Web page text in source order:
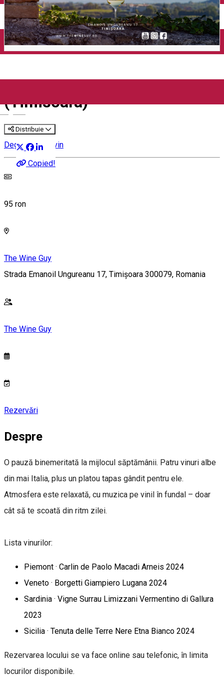
English
(Timisoara)
Distribuie
Copied!
Degustare de vin
95 ron
The Wine Guy
Strada Emanoil Ungureanu 17, Timișoara 300079, Romania
The Wine Guy
Rezervări
Despre
O pauză binemeritată la mijlocul săptămânii. Patru vinuri albe
din mai Italia, plus un platou tapas gândit pentru ele.
Atmosfera este relaxată, cu muzica pe vinil în fundal – doar
cât să te scoată din ritm zilei.
Lista vinurilor:
Piemont · Carlin de Paolo Macadi Arneis 2024
Veneto · Borgetti Giampiero Lugana 2024
Sardinia · Vigne Surrau Limizzani Vermentino di Gallura
2023
Sicilia · Tenuta delle Terre Nere Etna Bianco 2024
Rezervarea locului se va face online sau telefonic, în limita
locurilor disponibile.